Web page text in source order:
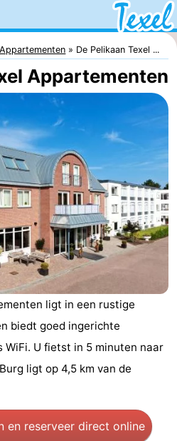
Appartementen De Pelikaan Texel ...
Appartementen
ligt in een rustige
biedt goed ingerichte
U fietst in 5 minuten naar
ligt op 4,5 km van de
en reserveer direct online